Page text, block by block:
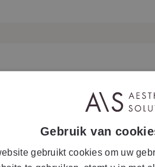
Gebruik van
gebruikt cookies om uw